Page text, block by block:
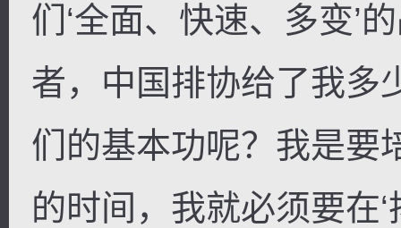
们‘全面、快速、多变’
者，中国排协给了我多
们的基本功呢？我是要
的时间，我就必须要在‘